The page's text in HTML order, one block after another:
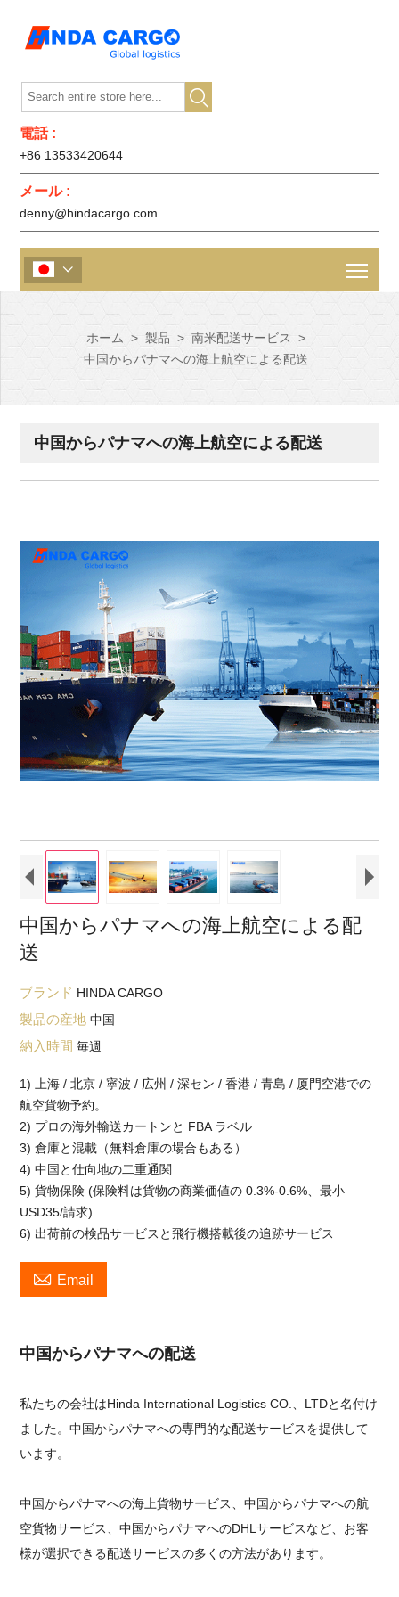

電話 :
+86 13533420644
メール :
denny@hindacargo.com

ホーム > 製品 > 南米配送サービス
>
中国からパナマへの海上航空による配送
中国からパナマへの海上航空による配送
中国からパナマへの海上航空による配
送
ブランド HINDA CARGO
製品の産地中国
納入時間毎週
1) 上海 / 北京 / 寧波 / 広州 / 深セン / 香港 / 青島 / 厦門空港での
航空貨物予約。
2) プロの海外輸送カートンと FBA ラベル
3) 倉庫と混載（無料倉庫の場合もある）
4) 中国と仕向地の二重通関
5) 貨物保険 (保険料は貨物の商業価値の 0.3%-0.6%、最小
USD35/請求)
6) 出荷前の検品サービスと飛行機搭載後の追跡サービス
 Email
中国からパナマへの配送
私たちの会社はHinda International Logistics CO.、LTDと名付け
ました。中国からパナマへの専門的な配送サービスを提供して
います。
中国からパナマへの海上貨物サービス、中国からパナマへの航
空貨物サービス、中国からパナマへのDHLサービスなど、お客
様が選択できる配送サービスの多くの方法があります。